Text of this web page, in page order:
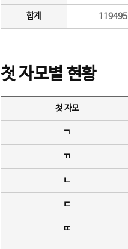
합계
첫 자모별 현황
첫 자모
ㄱ
ㄲ
ㄴ
ㄷ
ㄸ